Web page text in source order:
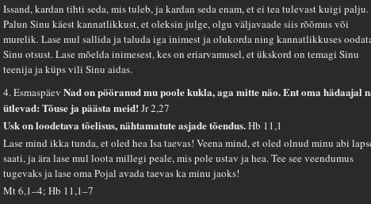
Issand, kardan tihti seda, mis tuleb, ja kardan seda enam, et ei tea tulevast kuigi palju.
Palun Sinu käest kannatlikkust, et oleksin julge, olgu väljavaade siis rõõmus või
murelik. Lase mul sallida ja taluda iga inimest ja olukorda ning kannatlikkuses
Sinu otsust. Lase mõelda inimesest, kes on eriarvamusel, et ükskord on temagi Sinu
teenija ja küps vili Sinu aidas.
4. EsmaspäevNad on pööranud mu poole kukla, aga mitte näo. Ent oma hädaajal
ütlevad: Tõuse ja päästa meid!Jr 2,27
Usk on loodetava tõelisus, nähtamatute asjade tõendus.Hb 11,1
Lase mind ikka tunda, et oled hea Isa taevas! Veena mind, et oled olnud minu abi
saati, ja ära lase mul loota millegi peale, mis pole ustav ja hea. Tee see veendumus
tugevaks ja lase oma Pojal avada taevas ka minu jaoks!
Mt 6,1–4; Hb 11,1–7